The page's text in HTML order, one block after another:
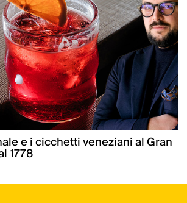
e i cicchetti veneziani al Gran
1778